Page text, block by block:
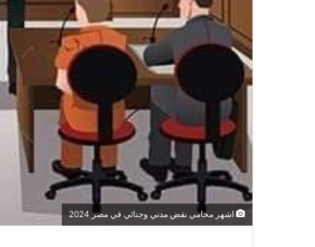
اشهر محامي نقض مدني وجنائي في مصر 2024